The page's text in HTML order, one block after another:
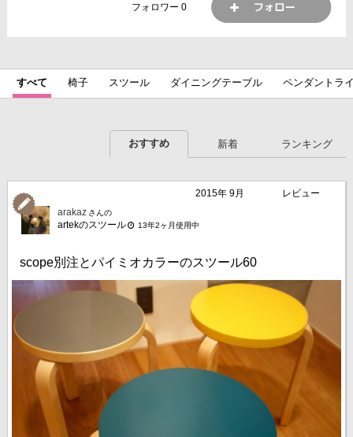
フォロワー0
すべて 椅子 スツール ダイニングテーブル ペンダントラ
おすすめ 新着 ランキング
2015年 9月
レビュー
arakaz さんの
artekのスツール 13年2ヶ月使用中
scope別注とパイミオカラーのスツール60